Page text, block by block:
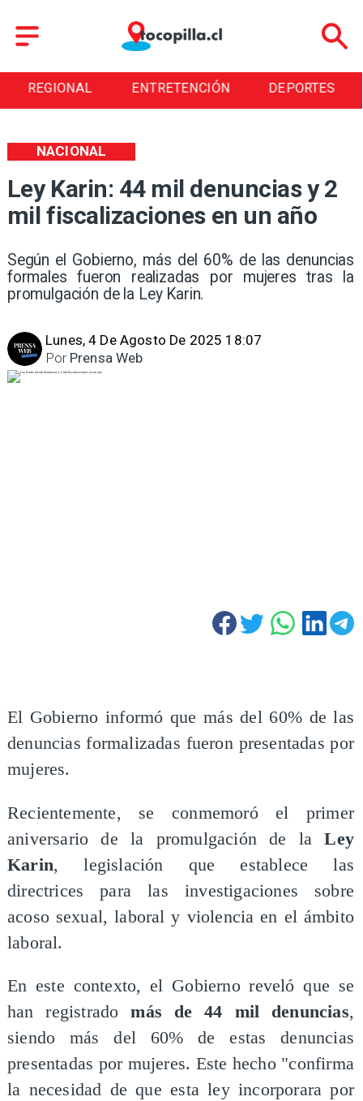
REGIONAL ENTRETENCIÓN DEPORTES
Ley Karin: 44 mil denuncias y 2
mil fiscalizaciones en un año
Según el Gobierno, más del 60% de las denuncias
formales fueron realizadas por mujeres tras la
promulgación de la Ley Karin.
NACIONAL
Lunes, 4 De Agosto De 2025 18:07
Prensa Web
Por
El Gobierno informó que más del 60% de las
denuncias formalizadas fueron presentadas por
mujeres.
Recientemente, se conmemoró el primer
aniversario de la promulgación de laLey
Karin, legislación que establece las
directrices para las investigaciones sobre
acoso sexual, laboral y violencia en el ámbito
laboral.
En este contexto, el Gobierno reveló que se
han registradomás de 44 mil denuncias,
siendo más del 60% de estas denuncias
presentadas por mujeres. Este hecho "confirma
la necesidad de que esta ley incorporara por